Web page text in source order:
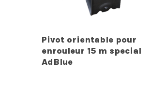
Pivot orientable pour
enrouleur 15 m special
AdBlue